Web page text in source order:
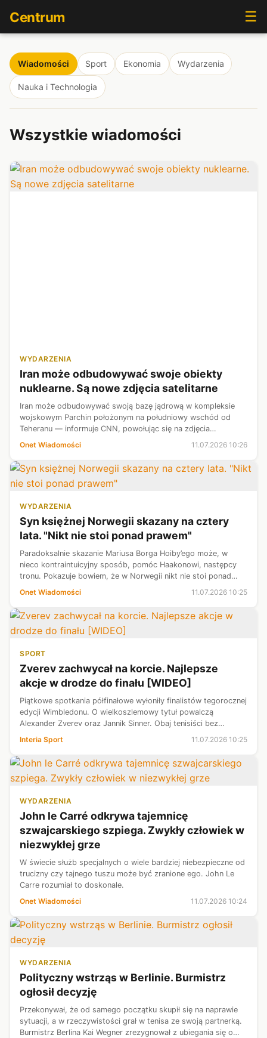
Centrum ☰
Wiadomości Sport Ekonomia Wydarzenia
Nauka i Technologia
Wszystkie wiadomości
WYDARZENIA
Iran może odbudowywać swoje obiekty
nuklearne. Są nowe zdjęcia satelitarne
Iran może odbudowywać swoją bazę jądrową w kompleksie
wojskowym Parchin położonym na południowy wschód od
Teheranu — informuje CNN, powołując się na zdjęcia
satelitarne, przeanalizowane wspólnie z Instytutem Nauki i
Onet Wiadomości 11.07.2026 10:26
WYDARZENIA
Syn księżnej Norwegii skazany na cztery
lata. "Nikt nie stoi ponad prawem"
Paradoksalnie skazanie Mariusa Borga Hoiby’ego może, w
nieco kontraintuicyjny sposób, pomóc Haakonowi, następcy
tronu. Pokazuje bowiem, że w Norwegii nikt nie stoi ponad
prawem, nikt nie może liczyć na taryfę ulgową wobec wymiaru
Onet Wiadomości 11.07.2026 10:25
SPORT
Zverev zachwycał na korcie. Najlepsze
akcje w drodze do finału [WIDEO]
Piątkowe spotkania półfinałowe wyłoniły finalistów tegorocznej
edycji Wimbledonu. O wielkoszlemowy tytuł powalczą
Alexander Zverev oraz Jannik Sinner. Obaj tenisiści bez
pokonując rywali w trze...
Interia Sport 11.07.2026 10:25
WYDARZENIA
John le Carré odkrywa tajemnicę
szwajcarskiego szpiega. Zwykły człowiek w
niezwykłej grze
W świecie służb specjalnych o wiele bardziej niebezpieczne od
trucizny czy tajnego tuszu może być zranione ego. John Le
Carre rozumiał to doskonale.
Onet Wiadomości
11.07.2026 10:24
WYDARZENIA
Polityczny wstrząs w Berlinie. Burmistrz
ogłosił decyzję
Przekonywał, że od samego początku skupił się na naprawie
sytuacji, a w rzeczywistości grał w tenisa ze swoją partnerką.
Burmistrz Berlina Kai Wegner zrezygnował z ubiegania się o